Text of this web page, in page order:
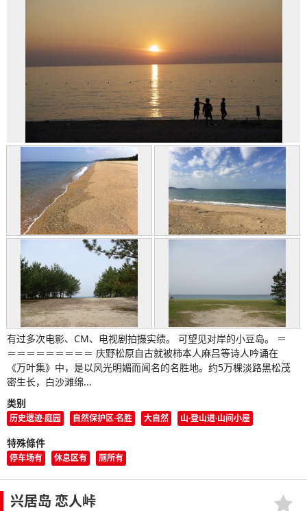
有过多次电影、CM、电视剧拍摄实绩。 可望见对岸的小豆岛。 ＝
＝＝＝＝＝＝＝＝＝ 庆野松原自古就被柿本人麻吕等诗人吟诵在
《万叶集》中，是以风光明媚而闻名的名胜地。约5万棵淡路黑松茂
密生长，白沙滩绵...
类别
历史遗迹·庭园 自然保护区·名胜 大自然 山·登山道·山间小屋
特殊條件
停车场有 休息区有 厕所有
兴居岛 恋人峠